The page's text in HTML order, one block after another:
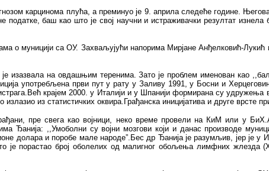
карцинома плућа, а преминуо је 9. априла следеће године.
баш као што је свој научни и истраживачки резултат изнела
о муницији са ОУ. Захваљујући напорима Мирјане Анђелковић-
је изазвала на овдашњим теренима. Зато је проблем именован као
употребљена први пут у рату у Заливу 1991, у Босни и
крајем 2000. у Италији и у Шпанији формирана су удружења
из статистичких оквира.Грађанска иницијатива и друге врсте
пре свега као војници, неко време провели на КиМ или у
Ђанија: ,,Умоболни су војни мозгови који и данас производе
долара и поробе мале народе”.Бес др Ђанија је разумљив, јер је
порастао број оболелих од малигног обољења лимфних жлезда